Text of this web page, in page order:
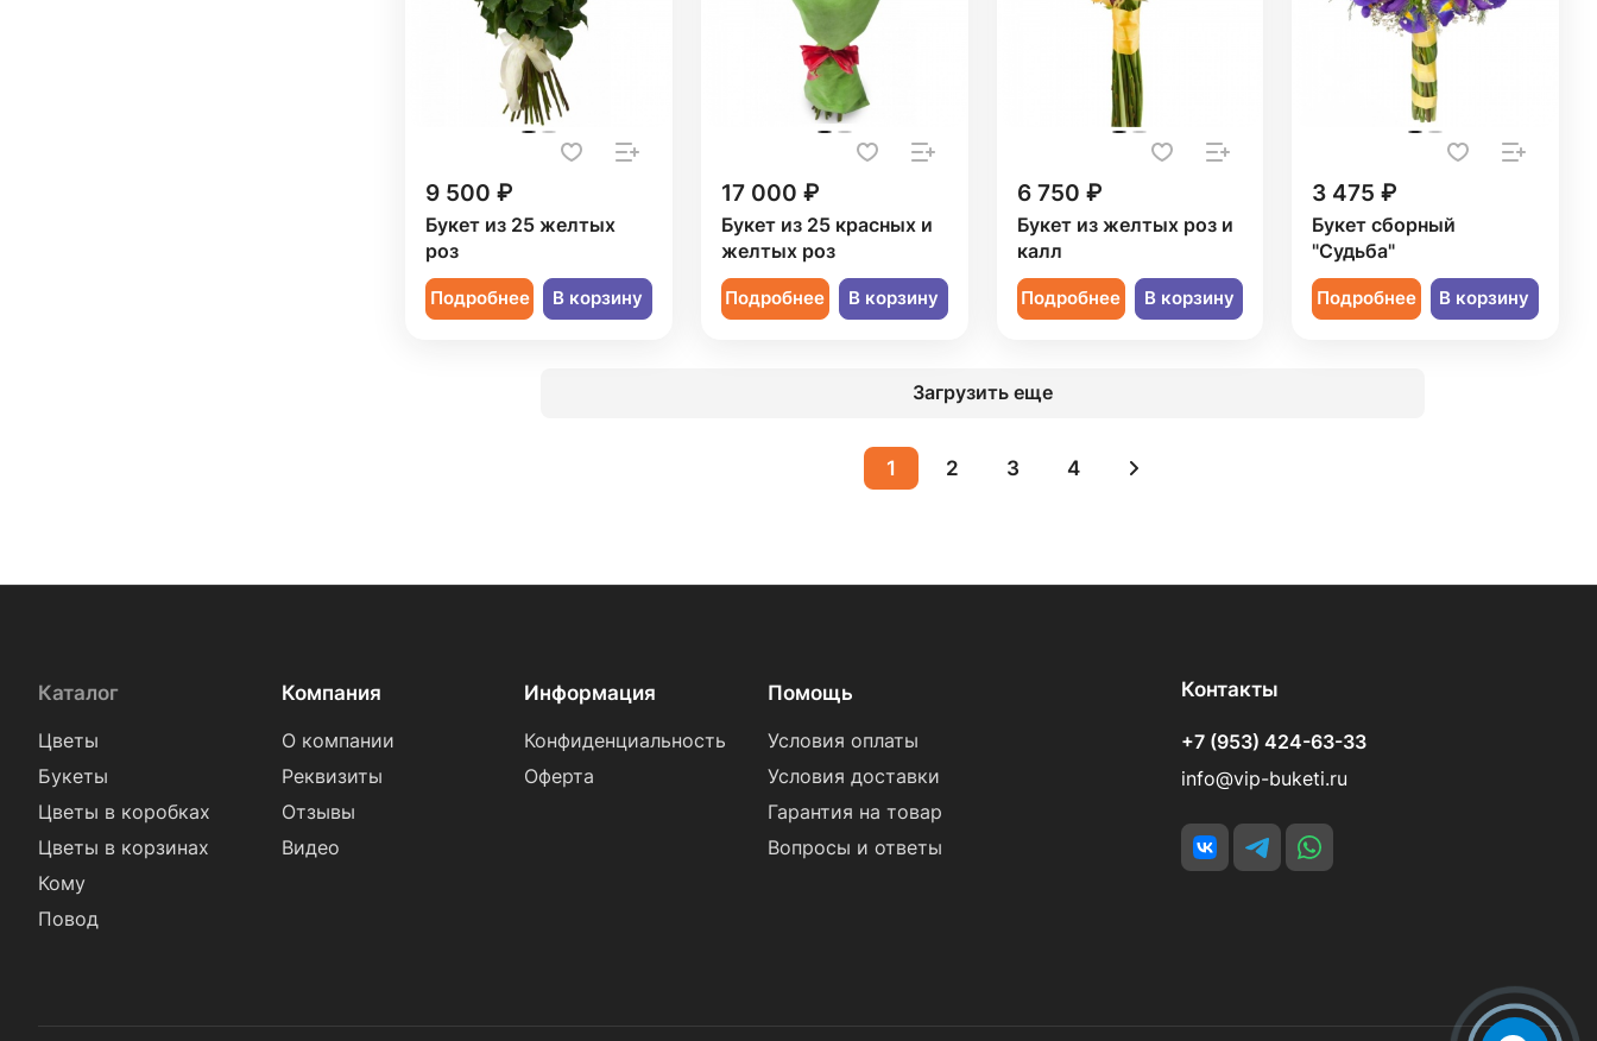
9 500 ₽
Букет из 25 желтых
роз
Подробнее В корзину
17 000 ₽
Букет из 25 красных и
желтых роз
Подробнее В корзину
6 750 ₽
Букет из желтых роз и
калл
Подробнее В корзину
3 475 ₽
Букет сборный
"Судьба"
Подробнее В корзину
Загрузить еще
1 2 3 4
Каталог
Цветы
Букеты
Цветы в коробках
Цветы в корзинах
Кому
Повод
Компания
О компании
Реквизиты
Отзывы
Видео
Информация
Конфиденциальность
Оферта
Помощь
Условия оплаты
Условия доставки
Гарантия на товар
Вопросы и ответы
Контакты
+7 (953) 424-63-33
info@vip-buketi.ru